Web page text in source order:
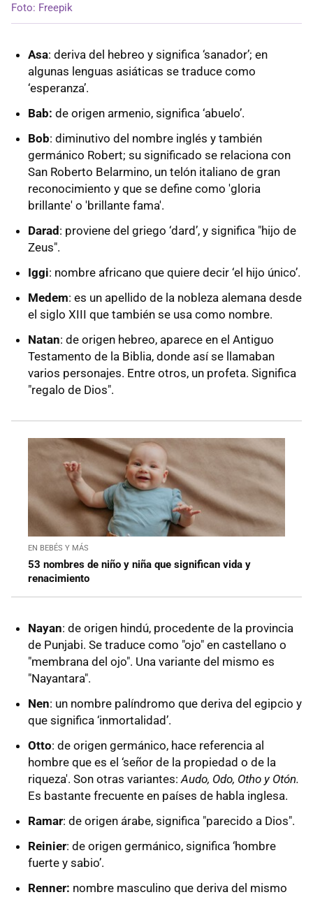
Foto: Freepik
Asa: deriva del hebreo y significa ‘sanador’; en
algunas lenguas asiáticas se traduce como
‘esperanza’.
Bab: de origen armenio, significa ‘abuelo’.
Bob: diminutivo del nombre inglés y también
germánico Robert; su significado se relaciona con
San Roberto Belarmino, un telón italiano de gran
reconocimiento y que se define como 'gloria
brillante' o 'brillante fama'.
Darad: proviene del griego ‘dard’, y significa "hijo de
Zeus".
Iggi: nombre africano que quiere decir ‘el hijo único’.
Medem: es un apellido de la nobleza alemana desde
el siglo XIII que también se usa como nombre.
Natan: de origen hebreo, aparece en el Antiguo
Testamento de la Biblia, donde así se llamaban
varios personajes. Entre otros, un profeta. Significa
"regalo de Dios".
EN BEBÉS Y MÁS
53 nombres de niño y niña que significan vida y
renacimiento
Nayan: de origen hindú, procedente de la provincia
de Punjabi. Se traduce como "ojo" en castellano o
"membrana del ojo". Una variante del mismo es
"Nayantara".
Nen: un nombre palíndromo que deriva del egipcio y
que significa ‘inmortalidad’.
Otto: de origen germánico, hace referencia al
hombre que es el ‘señor de la propiedad o de la
riqueza'. Son otras variantes: Audo, Odo, Otho y Otón.
Es bastante frecuente en países de habla inglesa.
Ramar: de origen árabe, significa "parecido a Dios".
Reinier: de origen germánico, significa ‘hombre
fuerte y sabio’.
Renner: nombre masculino que deriva del mismo